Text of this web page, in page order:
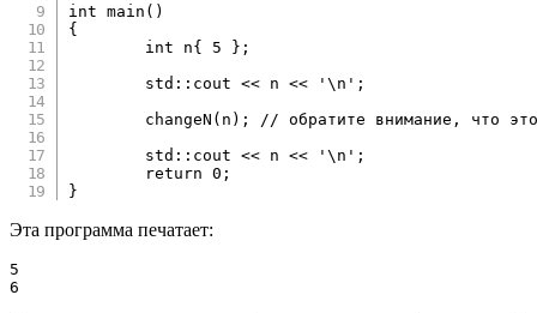
int
main ( )
{
int n{ 5 } ;
	std
:: cout << n << '\n' ;
changeN ( n ) ;
// обратите внимание, что
	std
:: cout << n << '\n' ;
return
0 ;
}
Эта программа печатает:
5
6